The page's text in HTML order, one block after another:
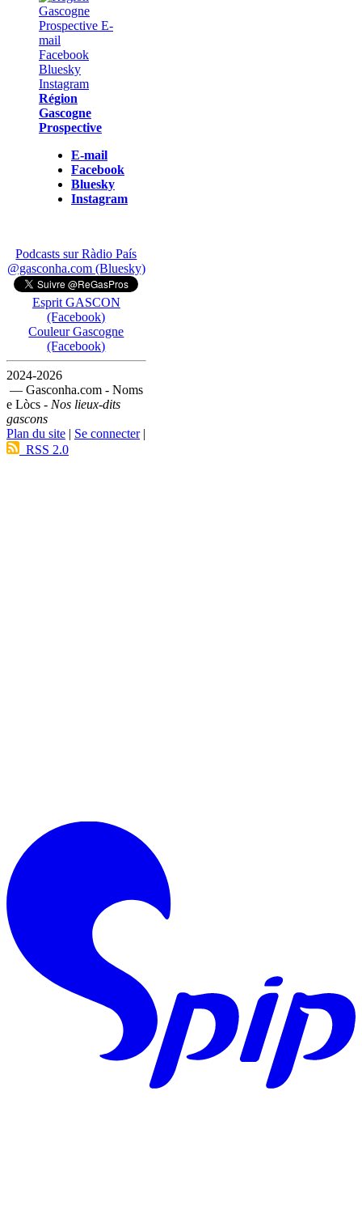
Région
Gascogne
Prospective
E-mail
Facebook
Bluesky
Instagram
Podcasts sur Ràdio País
@gasconha.com (Bluesky)
Esprit GASCON
(Facebook)
Couleur Gascogne
(Facebook)
2024-2026
— Gasconha.com - Noms
e Lòcs - Nos lieux-dits
gascons
Plan du site | Se connecter|
RSS 2.0